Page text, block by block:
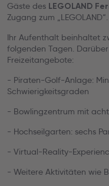
Gäste des LEGOLAND
Zugang zum „LEGOLAND“.
Ihr Aufenthalt beinhaltet
folgenden Tagen.
Freizeitangebote:
- Piraten-Golf-Anlage:
Schwierigkeitsgraden
- Bowlingzentrum mit
- Hochseilgarten: sechs
- Virtual-Reality-
- Weitere Aktivitäten wie